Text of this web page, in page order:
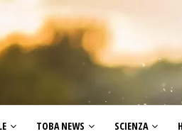
TOBA NEWS SCIENZA